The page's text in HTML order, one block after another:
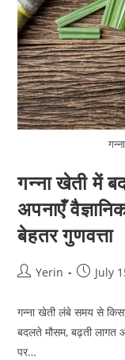
गन्ना खेती में
अपनाएँ
बेहतर गुणवत्ता
PostYerin
PostJuly
गन्ना खेती लंबे समय से
बदलते मौसम, बढ़ती लागत
पर…